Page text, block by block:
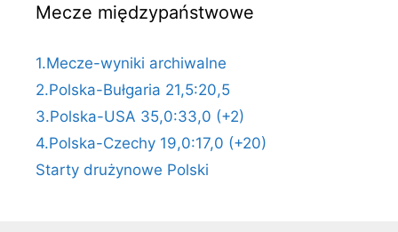
Mecze międzypaństwowe
1.Mecze-wyniki archiwalne
2.Polska-Bułgaria 21,5:20,5
3.Polska-USA 35,0:33,0 (+2)
4.Polska-Czechy 19,0:17,0 (+20)
Starty drużynowe Polski